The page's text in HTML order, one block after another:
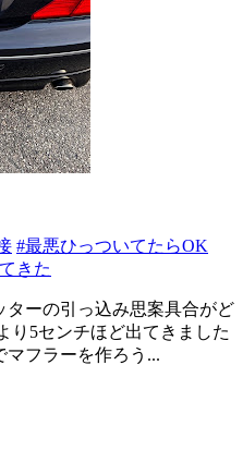
#最悪ひっついてたらOK
きた
ーの引っ込み思案具合がど
り5センチほど出てきました
マフラーを作ろう...